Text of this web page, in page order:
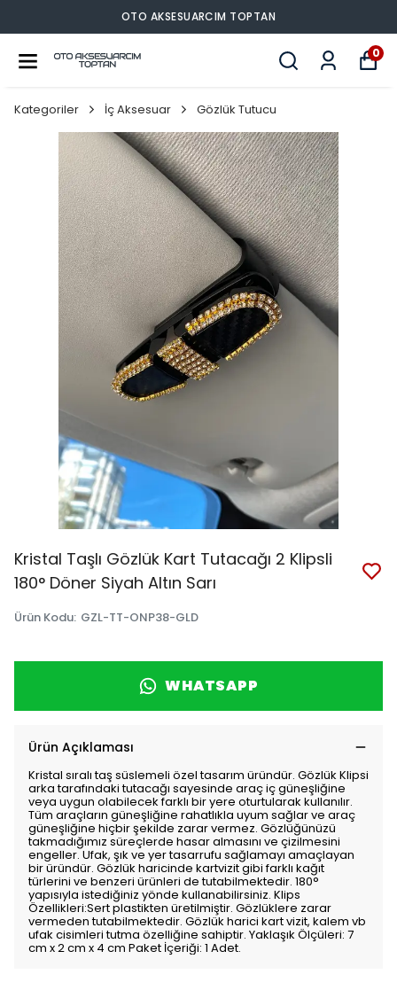
OTO AKSESUARCIM TOPTAN
0
Kategoriler İç Aksesuar Gözlük Tutucu
Kristal Taşlı Gözlük Kart Tutacağı 2 Klipsli
180° Döner Siyah Altın Sarı
Ürün Kodu: GZL-TT-ONP38-GLD
WHATSAPP
Ürün Açıklaması
Kristal sıralı taş süslemeli özel tasarım üründür. Gözlük Klipsi
arka tarafındaki tutacağı sayesinde araç iç güneşliğine
veya uygun olabilecek farklı bir yere oturtularak kullanılır.
Tüm araçların güneşliğine rahatlıkla uyum sağlar ve araç
güneşliğine hiçbir şekilde zarar vermez. Gözlüğünüzü
takmadığımız süreçlerde hasar almasını ve çizilmesini
engeller. Ufak, şık ve yer tasarrufu sağlamayı amaçlayan
bir üründür. Gözlük haricinde kartvizit gibi farklı kağıt
türlerini ve benzeri ürünleri de tutabilmektedir. 180°
yapısıyla istediğiniz yönde kullanabilirsiniz. Klips
Özellikleri:Sert plastikten üretilmiştir. Gözlüklere zarar
vermeden tutabilmektedir. Gözlük harici kart vizit, kalem vb
ufak cisimleri tutma özelliğine sahiptir. Yaklaşık Ölçüleri: 7
cm x 2 cm x 4 cm Paket İçeriği: 1 Adet.